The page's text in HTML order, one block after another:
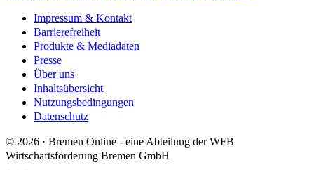
Impressum & Kontakt
Barrierefreiheit
Produkte & Mediadaten
Presse
Über uns
Inhaltsübersicht
Nutzungsbedingungen
Datenschutz
© 2026 · Bremen Online - eine Abteilung der WFB
Wirtschaftsförderung Bremen GmbH